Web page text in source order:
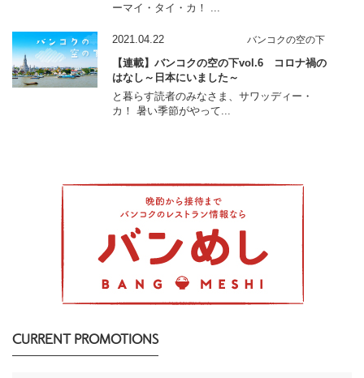
ーマイ・タイ・カ！ ...
2021.04.22 バンコクの空の下
【連載】バンコクの空の下vol.6 コロナ禍の
はなし～日本にいました～
と暮らす読者のみなさま、サワッディー・
カ！ 暑い季節がやって...
CURRENT PROMOTIONS